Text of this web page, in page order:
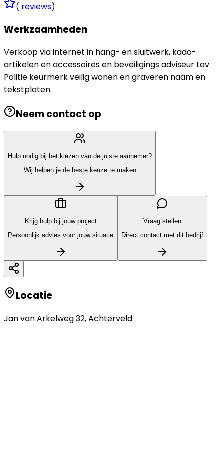
( reviews)
Werkzaamheden
Verkoop via internet in hang- en sluitwerk, kado-
artikelen en accessoires en beveiligings adviseur tav
Politie keurmerk veilig wonen en graveren naam en
tekstplaten.
Neem contact op
Hulp nodig bij het kiezen van de juiste aannemer?
Wij helpen je de beste keuze te maken
Krijg hulp bij jouw project
Persoonlijk advies voor jouw situatie
Vraag stellen
Direct contact met dit bedrijf
Locatie
Jan van Arkelweg 32,Achterveld